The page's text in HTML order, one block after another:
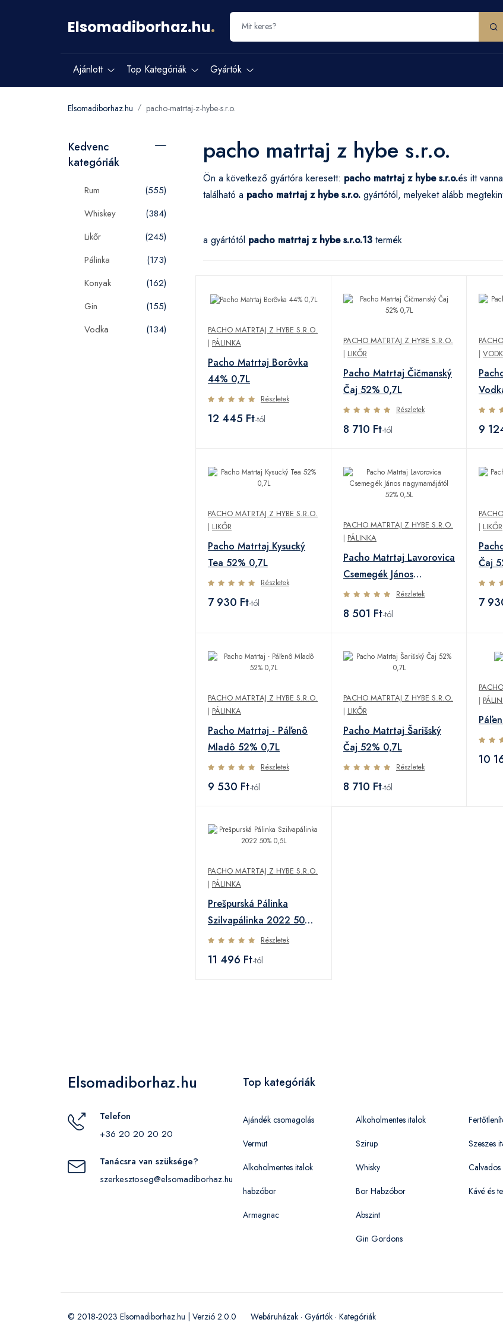
Elsomadiborhaz.hu.
Ajánlott Top Kategóriák Gyártók
Elsomadiborhaz.hu pacho-matrtaj-z-hybe-s.r.o.
Kedvenc
kategóriák
Rum
(555)
Whiskey
(384)
Likőr
(245)
Pálinka
(173)
Konyak
(162)
Gin
(155)
Vodka
(134)
pacho matrtaj z hybe s.r.o.
Ön a következő gyártóra keresett: pacho matrtaj z hybe s.r.o.és itt
található a pacho matrtaj z hybe s.r.o. gyártótól, melyeket alább
a gyártótól pacho matrtaj z hybe s.r.o.13 termék
PACHO MATRTAJ Z HYBE S.R.O.
| PÁLINKA
Pacho Matrtaj Borôvka
44% 0,7L
Részletek
12 445 Ft-tól
PACHO MATRTAJ Z HYBE S.R.O.
| LIKŐR
Pacho Matrtaj Čičmanský
Čaj 52% 0,7L
Részletek
8 710 Ft-tól
|
9
PACHO MATRTAJ Z HYBE S.R.O.
| LIKŐR
Pacho Matrtaj Kysucký
Tea 52% 0,7L
Részletek
7 930 Ft-tól
PACHO MATRTAJ Z HYBE S.R.O.
| PÁLINKA
Pacho Matrtaj Lavorovica
Csemegék János
nagymamájától 52% 0,5L
Részletek
8 501 Ft-tól
| LIKŐR
Čaj
7
PACHO MATRTAJ Z HYBE S.R.O.
| PÁLINKA
Pacho Matrtaj - Páľenô
Mladô 52% 0,7L
Részletek
9 530 Ft-tól
PACHO MATRTAJ Z HYBE S.R.O.
| LIKŐR
Pacho Matrtaj Šarišský
Čaj 52% 0,7L
Részletek
8 710 Ft-tól
|
10
PACHO MATRTAJ Z HYBE S.R.O.
| PÁLINKA
Prešpurská Pálinka
Szilvapálinka 2022 50%
0,5L
Részletek
11 496 Ft-tól
Elsomadiborhaz.hu
Telefon
+36 20 20 20 20
Tanácsra van szüksége?
szerkesztoseg@elsomadiborhaz.hu
Top kategóriák
Ajándék csomagolás
Vermut
Alkoholmentes italok
habzóbor
Armagnac
Alkoholmentes italok
Szirup
Whisky
Bor Habzóbor
Abszint
Gin Gordons
Szeszes
Calvados
Kávé és
© 2018-2023 Elsomadiborhaz.hu | Verzió 2.0.0 Webáruházak · Gyártók · Kategóriák